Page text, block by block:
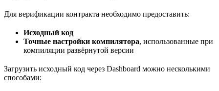
Для верификации контракта необходимо предоставить:
Исходный код
Точные настройки компилятора, использованные при
компиляции развёрнутой версии
Загрузить исходный код через Dashboard можно несколькими
способами: